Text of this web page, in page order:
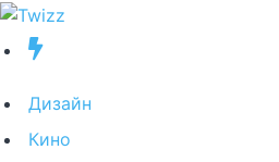
Дизайн
Кино